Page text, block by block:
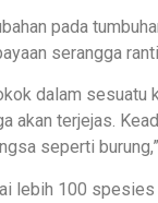
pada
serangga
dalam sesuatu
akan terjejas.
seperti
lebih 100